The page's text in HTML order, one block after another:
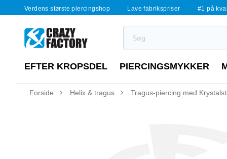
Verdens største piercingshop Lave fabrikspriser #1 på
EFTER KROPSDEL PIERCINGSMYKKER
Forside Helix & tragus Tragus-piercing med